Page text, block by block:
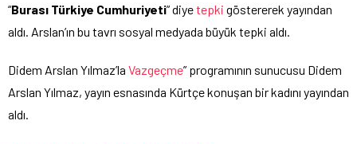
“Burası Türkiye Cumhuriyeti” diyetepki göstererek yayından
aldı. Arslan’ın bu tavrı sosyal medyada büyük tepki aldı.
Didem Arslan Yılmaz’la Vazgeçme” programının sunucusu Didem
Arslan Yılmaz, yayın esnasında Kürtçe konuşan bir kadını yayından
aldı.